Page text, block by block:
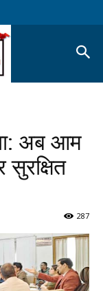
अब आम
287